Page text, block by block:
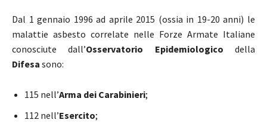
Dal 1 gennaio 1996 ad aprile 2015 (ossia in 19-20 anni) le
malattie asbesto correlate nelle Forze Armate Italiane
conosciute dall’Osservatorio Epidemiologico della
Difesa sono:
115 nell’Arma dei Carabinieri;
112 nell’Esercito;